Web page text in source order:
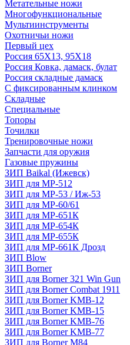
Метательные ножи
Многофункциональные
Мультиинструменты
Охотничьи ножи
Первый цех
Россия 65Х13, 95Х18
Россия Ковка, дамаск, булат
Россия складные дамаск
С фиксированным клинком
Складные
Специальные
Топоры
Точилки
Тренировочные ножи
Запчасти для оружия
Газовые пружины
ЗИП Baikal (Ижевск)
ЗИП для МР-512
ЗИП для МР-53 / Иж-53
ЗИП для МР-60/61
ЗИП для МР-651К
ЗИП для МР-654К
ЗИП для МР-655К
ЗИП для МР-661К Дрозд
ЗИП Blow
ЗИП Borner
ЗИП для Borner 321 Win Gun
ЗИП для Borner Combat 1911
ЗИП для Borner KMB-12
ЗИП для Borner KMB-15
ЗИП для Borner KMB-76
ЗИП для Borner KMB-77
ЗИП для Borner M84